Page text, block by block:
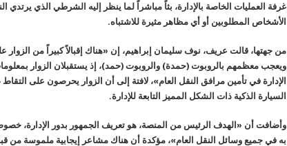
غرفة العمليات الخاصة بالإدارة، بثاً مباشراً لما ينظر إليه الشرطي الذي
الأشخاص المطلوبين أو أي مظاهر مثيرة للاشتباه.
من جهتها، قالت عريف، نوف سليمان إبراهيم، إن «هناك إقبالاً كبيراً من الزوار
ويعجب معظمهم بالروبوت (حمدة) والروبوت (حمد)، إذ يستقبلان الزوار
الإدارة في تأمين مرافق النقل العام»، لافتة إلى أن الزوار يحرصون على
السيارة الذكية ذات الشكل المميز التابعة للإدارة.
وأضافت أن «الهدف الرئيس من المنصة، هو تعريف الجمهور بدور الإدارة،
به في جميع وسائل النقل العام»، مؤكدة أن هناك مشاعر إيجابية ملموسة من